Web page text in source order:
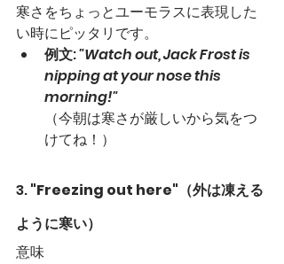
寒さをちょっとユーモラスに表現した
い時にピッタリです。
例文: "Watch out, Jack Frost is
nipping at your nose this
morning!"
（今朝は寒さが厳しいから気をつ
けてね！）
3. "Freezing out here"（外は凍える
ように寒い）
意味